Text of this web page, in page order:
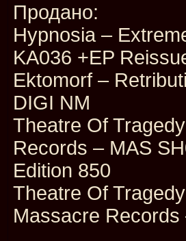
Продано:
Hypnosia –
KA036 +EP
Ektomorf ‎–
DIGI NM
Theatre Of
Records ‎– MAS
Edition 850
Theatre Of
Massacre